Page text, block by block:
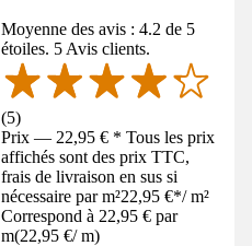
Moyenne des avis : 4.2 de 5
étoiles. 5 Avis clients.
(5)
Prix — 22,95 € * Tous les prix
affichés sont des prix TTC,
frais de livraison en sus si
nécessaire par m²22,95 €*/ m²
Correspond à 22,95 € par
m(22,95 €/ m)